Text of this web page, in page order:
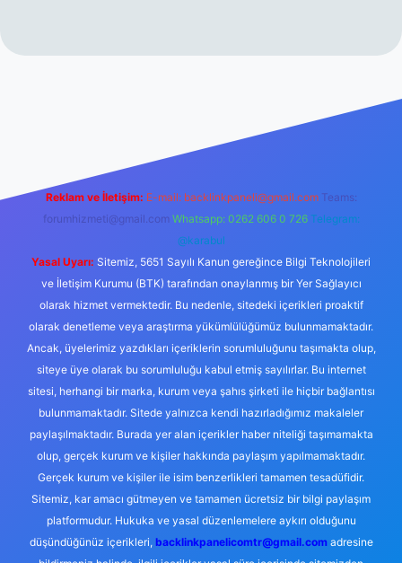
Reklam ve İletişim: E-mail: backlinkpaneli@gmail.com Teams:
forumhizmeti@gmail.com Whatsapp: 0262 606 0 726 Telegram:
@karabul
Yasal Uyarı: Sitemiz, 5651 Sayılı Kanun gereğince Bilgi Teknolojileri
ve İletişim Kurumu (BTK) tarafından onaylanmış bir Yer Sağlayıcı
olarak hizmet vermektedir. Bu nedenle, sitedeki içerikleri proaktif
olarak denetleme veya araştırma yükümlülüğümüz bulunmamaktadır.
Ancak, üyelerimiz yazdıkları içeriklerin sorumluluğunu taşımakta olup,
siteye üye olarak bu sorumluluğu kabul etmiş sayılırlar. Bu internet
sitesi, herhangi bir marka, kurum veya şahıs şirketi ile hiçbir bağlantısı
bulunmamaktadır. Sitede yalnızca kendi hazırladığımız makaleler
paylaşılmaktadır. Burada yer alan içerikler haber niteliği taşımamakta
olup, gerçek kurum ve kişiler hakkında paylaşım yapılmamaktadır.
Gerçek kurum ve kişiler ile isim benzerlikleri tamamen tesadüfidir.
Sitemiz, kar amacı gütmeyen ve tamamen ücretsiz bir bilgi paylaşım
platformudur. Hukuka ve yasal düzenlemelere aykırı olduğunu
düşündüğünüz içerikleri, backlinkpanelicomtr@gmail.comadresine